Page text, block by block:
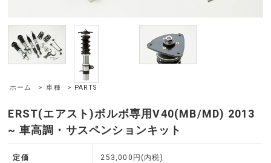
ホーム > 車種 > PARTS
ERST(エアスト)ボルボ専用V40(MB/MD) 2013
~ 車高調・サスペンションキット
定価 253,000円(内税)